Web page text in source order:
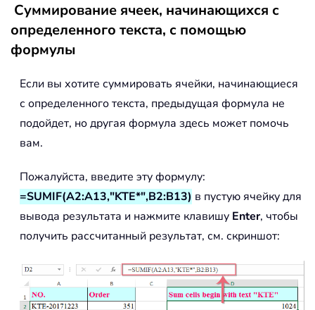
Суммирование ячеек, начинающихся с
определенного текста, с помощью
формулы
Если вы хотите суммировать ячейки, начинающиеся
с определенного текста, предыдущая формула не
подойдет, но другая формула здесь может помочь
вам.
Пожалуйста, введите эту формулу:
=SUMIF(A2:A13,"KTE*",B2:B13) в пустую ячейку для
вывода результата и нажмите клавишу Enter, чтобы
получить рассчитанный результат, см. скриншот: